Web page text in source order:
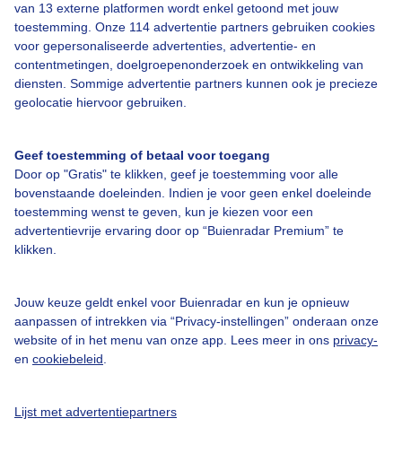
van 13 externe platformen wordt enkel getoond met jouw
toestemming. Onze 114 advertentie partners gebruiken cookies
voor gepersonaliseerde advertenties, advertentie- en
contentmetingen, doelgroepenonderzoek en ontwikkeling van
diensten. Sommige advertentie partners kunnen ook je precieze
geolocatie hiervoor gebruiken.
Geef toestemming of betaal voor toegang
Door op "Gratis" te klikken, geef je toestemming voor alle
bovenstaande doeleinden. Indien je voor geen enkel doeleinde
toestemming wenst te geven, kun je kiezen voor een
advertentievrije ervaring door op “Buienradar Premium” te
klikken.
Jouw keuze geldt enkel voor Buienradar en kun je opnieuw
aanpassen of intrekken via “Privacy-instellingen” onderaan onze
website of in het menu van onze app. Lees meer in ons privacy-
en cookiebeleid
Lijst met advertentiepartners
Over Buienradar
Bedrijfsgegevens
Contact
Gebruikersvoorwaarden
Buienradar Team
Privacy beleid
Cookie beleid
Gratis weerdata